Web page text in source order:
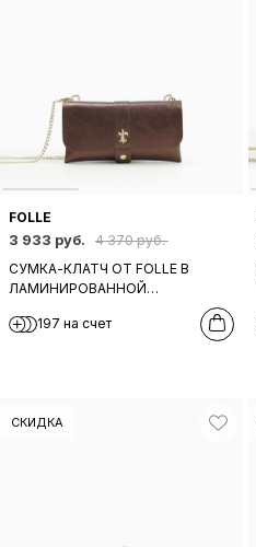
FOLLE
3 933 руб.
4 370 руб.
СУМКА-КЛАТЧ ОТ FOLLE В
ЛАМИНИРОВАННОЙ
197 на счет
СКИДКА